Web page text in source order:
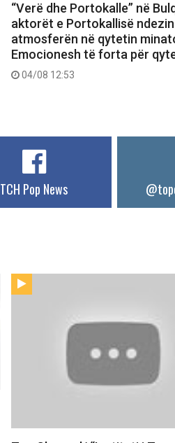
“Verë dhe Portokalle” në
aktorët e Portokallisë ndezin
atmosferën në qytetin
Emocionesh të forta për
04/08 12:53
TCH Pop News